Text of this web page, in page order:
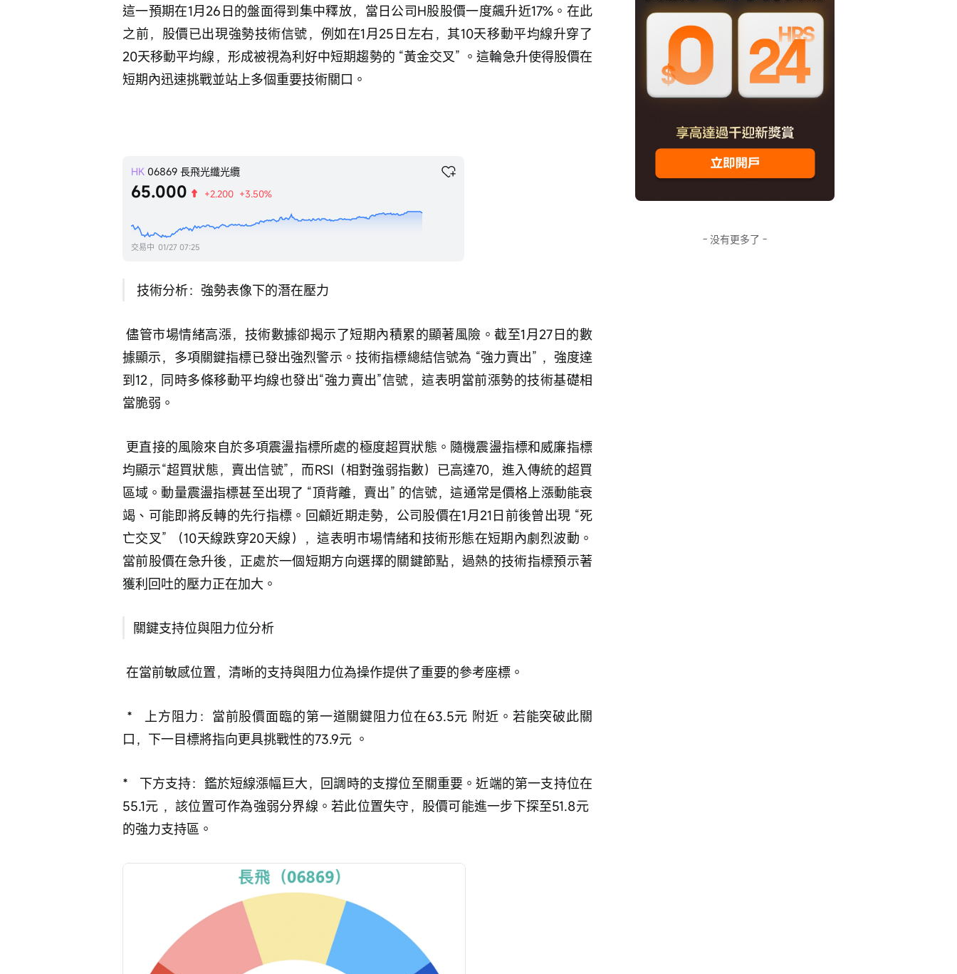
這一預期在1月26日的盤面得到集中釋放，當日公司H股股價一度飆升近17%。在此
之前，股價已出現強勢技術信號，例如在1月25日左右，其10天移動平均線升穿了
20天移動平均線，形成被視為利好中短期趨勢的 “黃金交叉” 。這輪急升使得股價在
短期內迅速挑戰並站上多個重要技術關口。
HK 06869 長飛光纖光纜
65.000 +2.200 +3.50%
交易中 01/27 07:25
技術分析：強勢表像下的潛在壓力
儘管市場情緒高漲，技術數據卻揭示了短期內積累的顯著風險。截至1月27日的數
據顯示，多項關鍵指標已發出強烈警示。技術指標總結信號為 “強力賣出” ，強度達
到12，同時多條移動平均線也發出“強力賣出”信號，這表明當前漲勢的技術基礎相
當脆弱。
均顯示“超買狀態，賣出信號”，而RSI（相對強弱指數）已高達70，進入傳統的超買
區域。動量震盪指標甚至出現了 “頂背離，賣出” 的信號，這通常是價格上漲動能衰
竭、可能即將反轉的先行指標。回顧近期走勢，公司股價在1月21日前後曾出現 “死
亡交叉” （10天線跌穿20天線），這表明市場情緒和技術形態在短期內劇烈波動。
當前股價在急升後，正處於一個短期方向選擇的關鍵節點，過熱的技術指標預示著
獲利回吐的壓力正在加大。
關鍵支持位與阻力位分析
在當前敏感位置，清晰的支持與阻力位為操作提供了重要的參考座標。
口，下一目標將指向更具挑戰性的73.9元 。
*   下方支持：鑑於短線漲幅巨大，回調時的支撐位至關重要。近端的第一支持位在
55.1元 ，該位置可作為強弱分界線。若此位置失守，股價可能進一步下探至51.8元
的強力支持區。
- 没有更多了 -